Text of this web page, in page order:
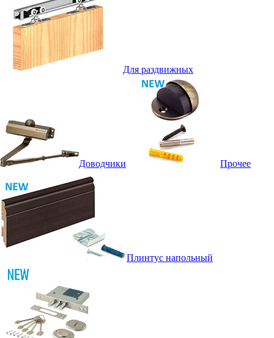
Для раздвижных
Доводчики Прочее
Плинтус напольный